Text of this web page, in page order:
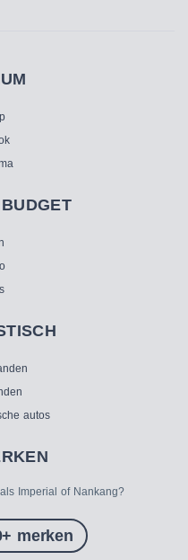
autos
Imperial of Nankang?
merken